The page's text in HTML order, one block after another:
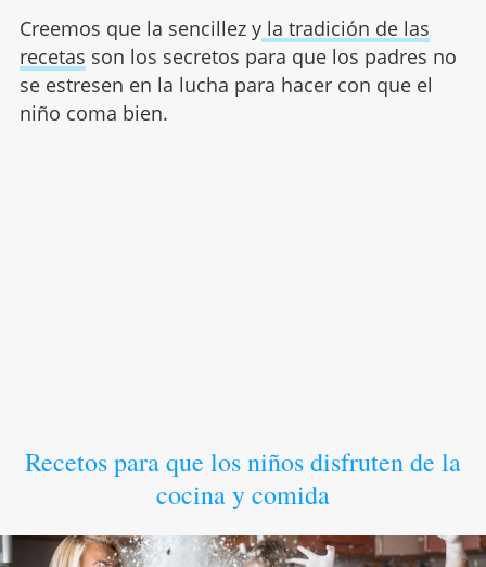
Creemos que la sencillez yla tradición de las
recetas son los secretos para que los padres no
se estresen en la lucha para hacer con que el
niño coma bien.
Recetos para que los niños disfruten de la
cocina y comida